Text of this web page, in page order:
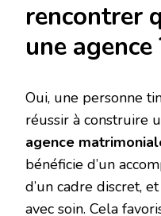
rencontrer
une agence
Oui, une personne
réussir à construire
agence
bénéficie d’un
d’un cadre discret,
avec soin. Cela